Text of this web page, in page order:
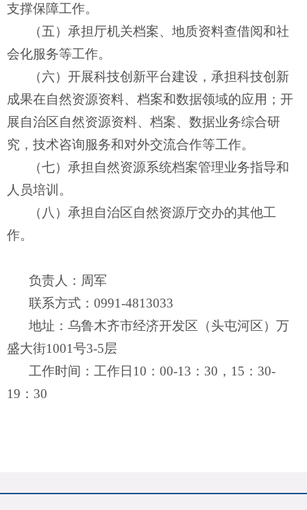
支撑保障工作。
（五）承担厅机关档案、地质资料查借阅和社
会化服务等工作。
（六）开展科技创新平台建设，承担科技创新
成果在自然资源资料、档案和数据领域的应用；开
展自治区自然资源资料、档案、数据业务综合研
究，技术咨询服务和对外交流合作等工作。
（七）承担自然资源系统档案管理业务指导和
人员培训。
（八）承担自治区自然资源厅交办的其他工
作。
负责人：周军
联系方式： 0991-4813033
地址：乌鲁木齐市经济开发区（头屯河区）万
盛大街1001号3-5层
工作时间：工作日 10：00-13：30，15：30-
19：30